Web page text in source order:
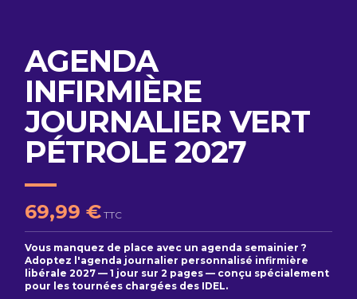
AGENDA
INFIRMIÈRE
JOURNALIER VERT
PÉTROLE 2027
69,99 € TTC
Vous manquez de place avec un agenda semainier ?
Adoptez l'agenda journalier personnalisé infirmière
libérale 2027 — 1 jour sur 2 pages — conçu spécialement
pour les tournées chargées des IDEL.